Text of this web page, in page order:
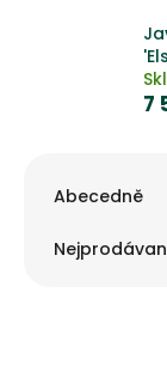
7
Abecedně